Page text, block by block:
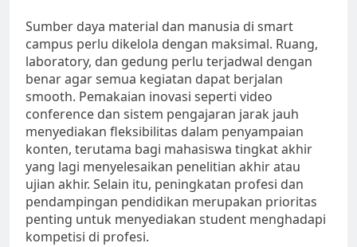
Sumber daya material dan manusia di smart
campus perlu dikelola dengan maksimal. Ruang,
laboratory, dan gedung perlu terjadwal dengan
benar agar semua kegiatan dapat berjalan
smooth. Pemakaian inovasi seperti video
conference dan sistem pengajaran jarak jauh
menyediakan fleksibilitas dalam penyampaian
konten, terutama bagi mahasiswa tingkat akhir
yang lagi menyelesaikan penelitian akhir atau
ujian akhir. Selain itu, peningkatan profesi dan
pendampingan pendidikan merupakan prioritas
penting untuk menyediakan student menghadapi
kompetisi di profesi.